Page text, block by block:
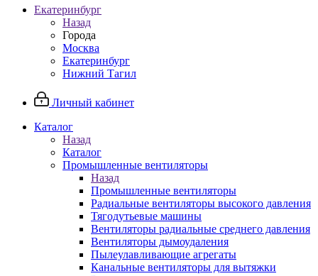
Екатеринбург
Назад
Города
Москва
Екатеринбург
Нижний Тагил
Личный кабинет
Каталог
Назад
Каталог
Промышленные вентиляторы
Назад
Промышленные вентиляторы
Радиальные вентиляторы высокого давления
Тягодутьевые машины
Вентиляторы радиальные среднего давления
Вентиляторы дымоудаления
Пылеулавливающие агрегаты
Канальные вентиляторы для вытяжки